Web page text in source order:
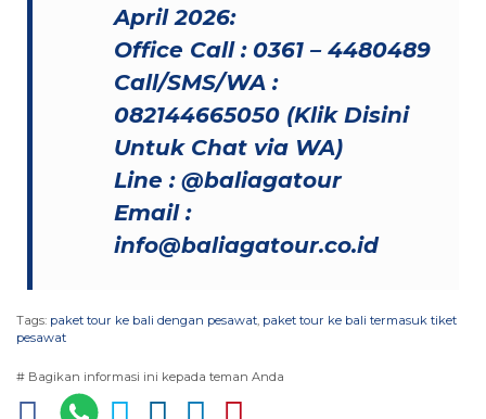
April 2026:
Office Call : 0361 – 4480489
Call/SMS/WA :
082144665050 (Klik Disini
Untuk Chat via WA)
Line : @baliagatour
Email :
info@baliagatour.co.id
Tags: paket tour ke bali dengan pesawat paket tour ke bali termasuk tiket
pesawat
# Bagikan informasi ini kepada teman Anda